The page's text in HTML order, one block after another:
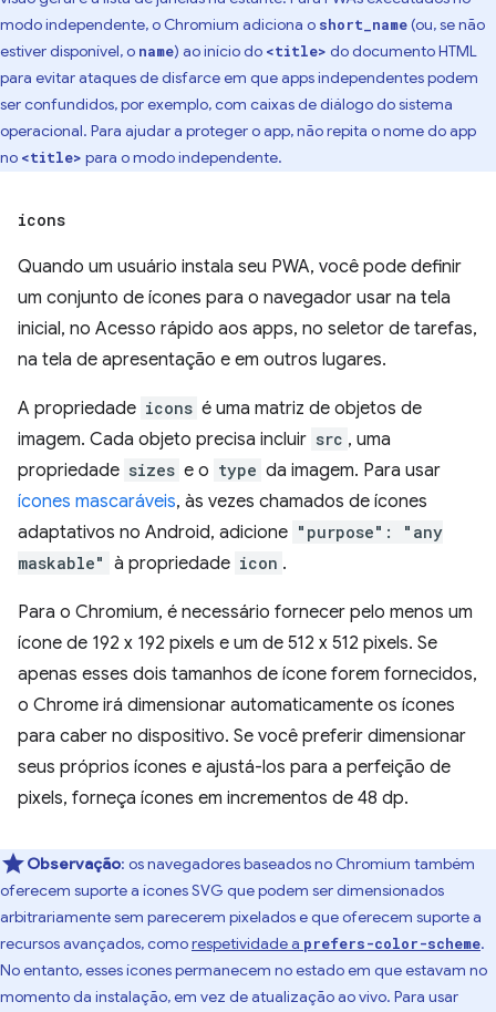
modo independente, o Chromium adiciona o short_name(ou, se não
estiver disponível, o name) ao início do <title> do documento HTML
para evitar ataques de disfarce em que apps independentes podem
ser confundidos, por exemplo, com caixas de diálogo do sistema
operacional. Para ajudar a proteger o app, não repita o nome do app
no <title> para o modo independente.
icons
Quando um usuário instala seu PWA, você pode definir
um conjunto de ícones para o navegador usar na tela
inicial, no Acesso rápido aos apps, no seletor de tarefas,
na tela de apresentação e em outros lugares.
A propriedade icons é uma matriz de objetos de
imagem. Cada objeto precisa incluir src , uma
propriedade sizes e o type da imagem. Para usar
ícones mascaráveis, às vezes chamados de ícones
adaptativos no Android, adicione "purpose": "any
maskable" à propriedade icon .
Para o Chromium, é necessário fornecer pelo menos um
ícone de 192 x 192 pixels e um de 512 x 512 pixels. Se
apenas esses dois tamanhos de ícone forem fornecidos,
o Chrome irá dimensionar automaticamente os ícones
para caber no dispositivo. Se você preferir dimensionar
seus próprios ícones e ajustá-los para a perfeição de
pixels, forneça ícones em incrementos de 48 dp.
Observação: os navegadores baseados no Chromium também
oferecem suporte a ícones SVG que podem ser dimensionados
arbitrariamente sem parecerem pixelados e que oferecem suporte a
recursos avançados, comorespetividade a prefers-color-scheme.
No entanto, esses ícones permanecem no estado em que estavam no
momento da instalação, em vez de atualização ao vivo. Para usar